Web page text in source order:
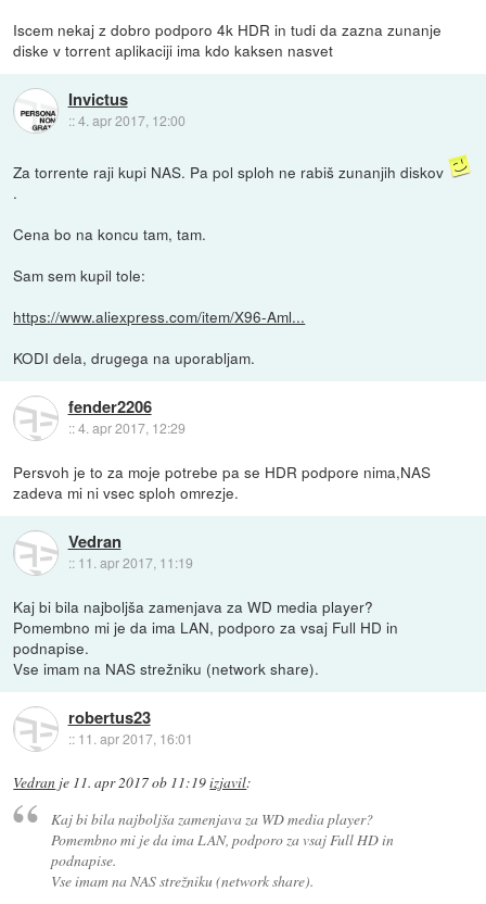
Iscem nekaj z dobro podporo 4k HDR in tudi da zazna zunanje
diske v torrent aplikaciji ima kdo kaksen nasvet
Invictus
::4. apr 2017, 12:00
Za torrente raji kupi NAS. Pa pol sploh ne rabiš zunanjih diskov
.
Cena bo na koncu tam, tam.
Sam sem kupil tole:
https://www.aliexpress.com/item/X96-Aml...
KODI dela, drugega na uporabljam.
fender2206
::4. apr 2017, 12:29
Persvoh je to za moje potrebe pa se HDR podpore nima,NAS
zadeva mi ni vsec sploh omrezje.
Vedran
:: 11. apr 2017, 11:19
Kaj bi bila najboljša zamenjava za WD media player?
Pomembno mi je da ima LAN, podporo za vsaj Full HD in
podnapise.
Vse imam na NAS strežniku (network share).
robertus23
:: 11. apr 2017, 16:01
Vedran je 11. apr 2017 ob 11:19izjavil:
Kaj bi bila najboljša zamenjava za WD media player?
Pomembno mi je da ima LAN, podporo za vsaj Full HD in
podnapise.
Vse imam na NAS strežniku (network share).